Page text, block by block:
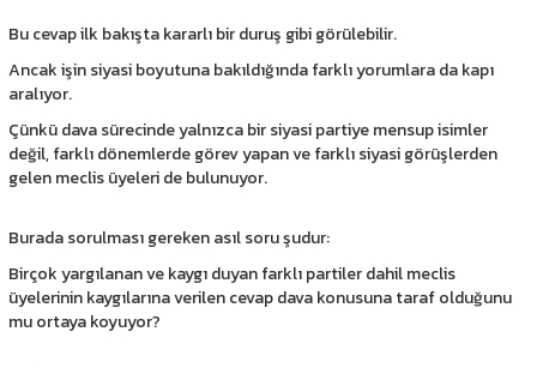
Bu cevap ilk bakışta kararlı bir duruş gibi görülebilir.
Ancak işin siyasi boyutuna bakıldığında farklı yorumlara da kapı
aralıyor.
Çünkü dava sürecinde yalnızca bir siyasi partiye mensup isimler
değil, farklı dönemlerde görev yapan ve farklı siyasi görüşlerden
gelen meclis üyeleri de bulunuyor.
Burada sorulması gereken asıl soru şudur:
Birçok yargılanan ve kaygı duyan farklı partiler dahil meclis
üyelerinin kaygılarına verilen cevap dava konusuna taraf olduğunu
mu ortaya koyuyor?